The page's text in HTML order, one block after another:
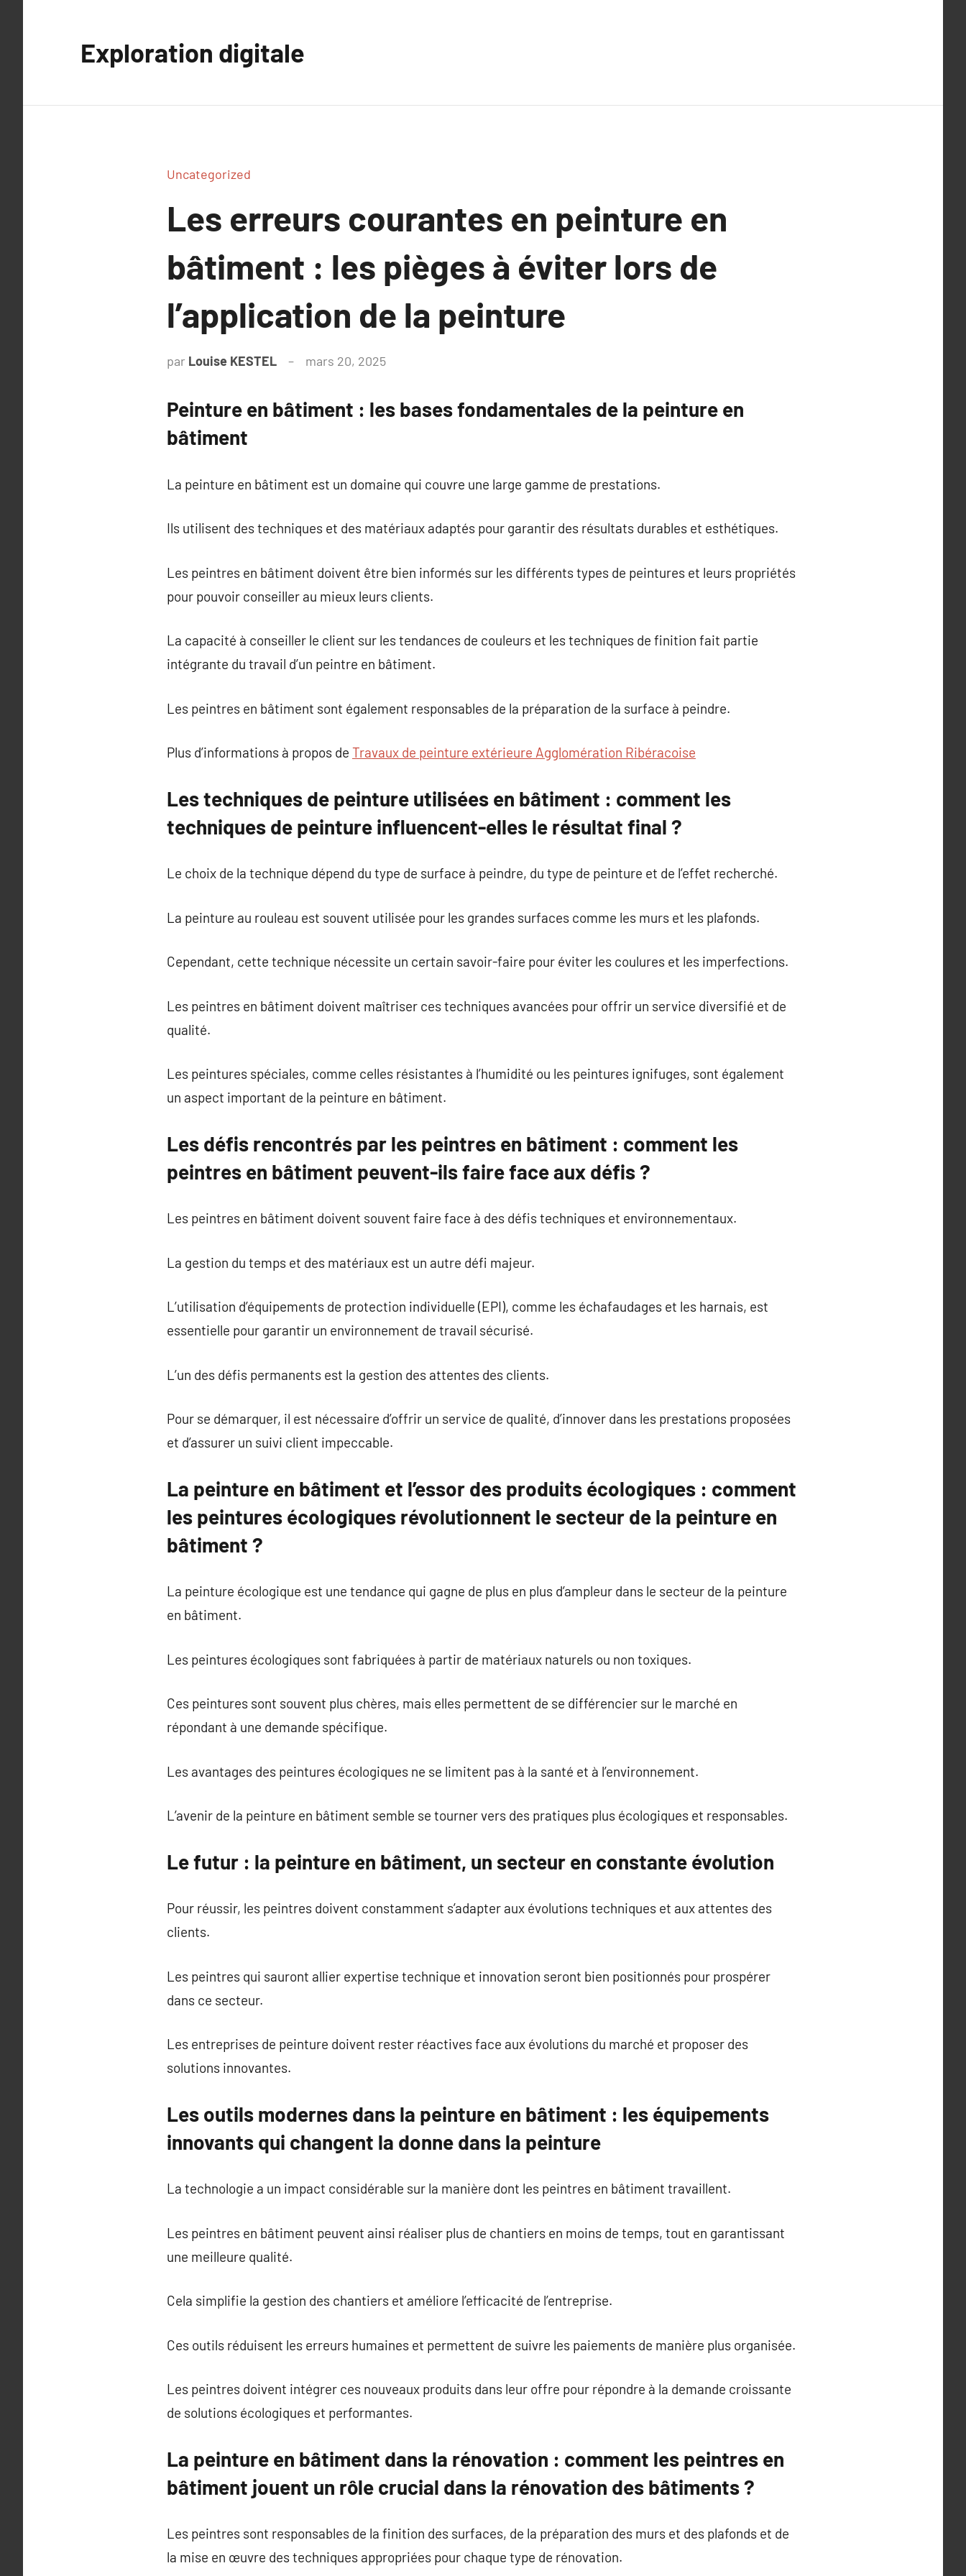
Exploration digitale
Uncategorized
Les erreurs courantes en peinture en
bâtiment : les pièges à éviter lors de
l’application de la peinture
par Louise KESTEL mars 20, 2025
Peinture en bâtiment : les bases fondamentales de la peinture en
bâtiment
La peinture en bâtiment est un domaine qui couvre une large gamme de prestations.
Ils utilisent des techniques et des matériaux adaptés pour garantir des résultats durables et esthétiques.
Les peintres en bâtiment doivent être bien informés sur les différents types de peintures et leurs propriétés
pour pouvoir conseiller au mieux leurs clients.
La capacité à conseiller le client sur les tendances de couleurs et les techniques de finition fait partie
intégrante du travail d’un peintre en bâtiment.
Les peintres en bâtiment sont également responsables de la préparation de la surface à peindre.
Plus d’informations à propos de Travaux de peinture extérieure Agglomération Ribéracoise
Les techniques de peinture utilisées en bâtiment : comment les
techniques de peinture influencent-elles le résultat final ?
Le choix de la technique dépend du type de surface à peindre, du type de peinture et de l’effet recherché.
La peinture au rouleau est souvent utilisée pour les grandes surfaces comme les murs et les plafonds.
Cependant, cette technique nécessite un certain savoir-faire pour éviter les coulures et les imperfections.
Les peintres en bâtiment doivent maîtriser ces techniques avancées pour offrir un service diversifié et de
qualité.
Les peintures spéciales, comme celles résistantes à l’humidité ou les peintures ignifuges, sont également
un aspect important de la peinture en bâtiment.
Les défis rencontrés par les peintres en bâtiment : comment les
peintres en bâtiment peuvent-ils faire face aux défis ?
Les peintres en bâtiment doivent souvent faire face à des défis techniques et environnementaux.
La gestion du temps et des matériaux est un autre défi majeur.
L’utilisation d’équipements de protection individuelle (EPI), comme les échafaudages et les harnais, est
essentielle pour garantir un environnement de travail sécurisé.
L’un des défis permanents est la gestion des attentes des clients.
Pour se démarquer, il est nécessaire d’offrir un service de qualité, d’innover dans les prestations proposées
et d’assurer un suivi client impeccable.
La peinture en bâtiment et l’essor des produits écologiques : comment
les peintures écologiques révolutionnent le secteur de la peinture en
bâtiment ?
La peinture écologique est une tendance qui gagne de plus en plus d’ampleur dans le secteur de la peinture
en bâtiment.
Les peintures écologiques sont fabriquées à partir de matériaux naturels ou non toxiques.
Ces peintures sont souvent plus chères, mais elles permettent de se différencier sur le marché en
répondant à une demande spécifique.
Les avantages des peintures écologiques ne se limitent pas à la santé et à l’environnement.
L’avenir de la peinture en bâtiment semble se tourner vers des pratiques plus écologiques et responsables.
Le futur : la peinture en bâtiment, un secteur en constante évolution
Pour réussir, les peintres doivent constamment s’adapter aux évolutions techniques et aux attentes des
clients.
Les peintres qui sauront allier expertise technique et innovation seront bien positionnés pour prospérer
dans ce secteur.
Les entreprises de peinture doivent rester réactives face aux évolutions du marché et proposer des
solutions innovantes.
Les outils modernes dans la peinture en bâtiment : les équipements
innovants qui changent la donne dans la peinture
La technologie a un impact considérable sur la manière dont les peintres en bâtiment travaillent.
Les peintres en bâtiment peuvent ainsi réaliser plus de chantiers en moins de temps, tout en garantissant
une meilleure qualité.
Cela simplifie la gestion des chantiers et améliore l’efficacité de l’entreprise.
Ces outils réduisent les erreurs humaines et permettent de suivre les paiements de manière plus organisée.
Les peintres doivent intégrer ces nouveaux produits dans leur offre pour répondre à la demande croissante
de solutions écologiques et performantes.
La peinture en bâtiment dans la rénovation : comment les peintres en
bâtiment jouent un rôle crucial dans la rénovation des bâtiments ?
Les peintres sont responsables de la finition des surfaces, de la préparation des murs et des plafonds et de
la mise en œuvre des techniques appropriées pour chaque type de rénovation.